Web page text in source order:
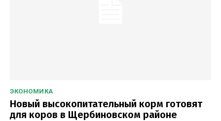
ЭКОНОМИКА
Новый высокопитательный корм готовят
для коров в Щербиновском районе